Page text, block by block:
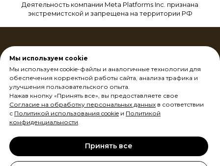
Мы используем cookie
Мы используем cookie-файлы и аналогичные технологии для
обеспечения корректной работы сайта, анализа трафика и
улучшения пользовательского опыта.
Нажав кнопку «Принять все», вы предоставляете свое
Согласие на обработку персональных данных в соответствии
с Политикой использования cookie и Политикой
конфиденциальности.
Принять все
Деятельность компании Meta Platforms Inc. признана
экстремистской и запрещена на территории РФ
Оплата и доставка
Контакты
Юридическая информация
г. Москва, ул. Свободы, д. 20
г. Москва, Ул. Лобачевского 92к4, п.3